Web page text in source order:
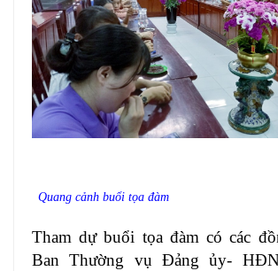
Quang cảnh buổi tọa đàm
Tham dự buổi tọa đàm có các
Ban Thường vụ Đảng ủy-